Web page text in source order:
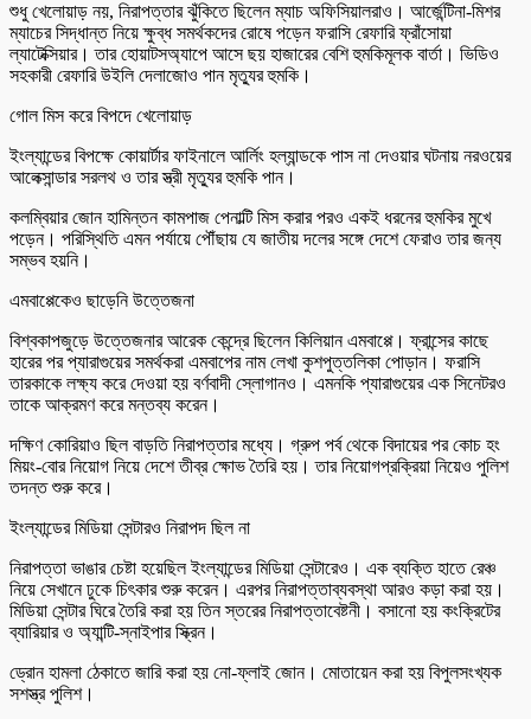
শুধু খেলোয়াড় নয়, নিরাপত্তার ঝুঁকিতে ছিলেন ম্যাচ অফিসিয়ালরাও। আর্জেন্টিনা-মিশর
ম্যাচের সিদ্ধান্ত নিয়ে ক্ষুব্ধ সমর্থকদের রোষে পড়েন ফরাসি রেফারি ফ্রাঁসোয়া
ল্যাটেক্সিয়ার। তার হোয়াটসঅ্যাপে আসে ছয় হাজারের বেশি হুমকিমূলক বার্তা। ভিডিও
সহকারী রেফারি উইলি দেলাজোও পান মৃত্যুর হুমকি।
গোল মিস করে বিপদে খেলোয়াড়
ইংল্যান্ডের বিপক্ষে কোয়ার্টার ফাইনালে আর্লিং হল্যান্ডকে পাস না দেওয়ার ঘটনায় নরওয়ের
আলেক্সান্ডার সরলথ ও তার স্ত্রী মৃত্যুর হুমকি পান।
কলম্বিয়ার জোন হামিন্তন কামপাজ পেনাল্টি মিস করার পরও একই ধরনের হুমকির মুখে
পড়েন। পরিস্থিতি এমন পর্যায়ে পৌঁছায় যে জাতীয় দলের সঙ্গে দেশে ফেরাও তার জন্য
সম্ভব হয়নি।
এমবাপ্পেকেও ছাড়েনি উত্তেজনা
বিশ্বকাপজুড়ে উত্তেজনার আরেক কেন্দ্রে ছিলেন কিলিয়ান এমবাপ্পে। ফ্রান্সের কাছে
হারের পর প্যারাগুয়ের সমর্থকরা এমবাপের নাম লেখা কুশপুত্তলিকা পোড়ান। ফরাসি
তারকাকে লক্ষ্য করে দেওয়া হয় বর্ণবাদী স্লোগানও। এমনকি প্যারাগুয়ের এক সিনেটরও
তাকে আক্রমণ করে মন্তব্য করেন।
দক্ষিণ কোরিয়াও ছিল বাড়তি নিরাপত্তার মধ্যে। গ্রুপ পর্ব থেকে বিদায়ের পর কোচ হং
মিয়ং-বোর নিয়োগ নিয়ে দেশে তীব্র ক্ষোভ তৈরি হয়। তার নিয়োগপ্রক্রিয়া নিয়েও পুলিশ
তদন্ত শুরু করে।
ইংল্যান্ডের মিডিয়া সেন্টারও নিরাপদ ছিল না
নিরাপত্তা ভাঙার চেষ্টা হয়েছিল ইংল্যান্ডের মিডিয়া সেন্টারেও। এক ব্যক্তি হাতে রেঞ্চ
নিয়ে সেখানে ঢুকে চিৎকার শুরু করেন। এরপর নিরাপত্তাব্যবস্থা আরও কড়া করা হয়।
মিডিয়া সেন্টার ঘিরে তৈরি করা হয় তিন স্তরের নিরাপত্তাবেষ্টনী। বসানো হয় কংক্রিটের
ব্যারিয়ার ও অ্যান্টি-স্নাইপার স্ক্রিন।
ড্রোন হামলা ঠেকাতে জারি করা হয় নো-ফ্লাই জোন। মোতায়েন করা হয় বিপুলসংখ্যক
সশস্ত্র পুলিশ।